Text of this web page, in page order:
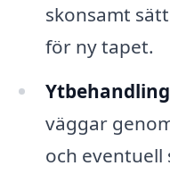
skonsamt
för ny tapet.
väggar
och eventuell